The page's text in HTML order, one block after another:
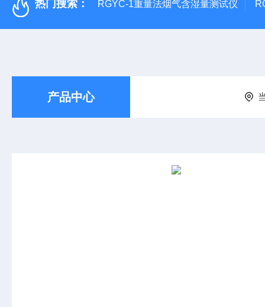
热门搜索： RGYC-1重量法烟气含湿量测试仪
产品中心